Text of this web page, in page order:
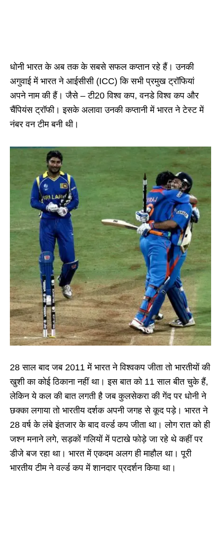
धोनी भारत के अब तक के सबसे सफल कप्तान रहे हैं। उनकी
अगुवाई में भारत ने आईसीसी (ICC) कि सभी प्रमुख ट्रॉफियां
अपने नाम की हैं। जैसे – टी20 विश्व कप, वनडे विश्व कप और
चैंपियंस ट्रॉफी। इसके अलावा उनकी कप्तानी में भारत ने टेस्ट में
नंबर वन टीम बनी थी।
28 साल बाद जब 2011 में भारत ने विश्वकप जीता तो भारतीयों की
खुशी का कोई ठिकाना नहीं था। इस बात को 11 साल बीत चुके हैं,
लेकिन ये कल की बात लगती है जब कुलसेकरा की गेंद पर धोनी ने
छक्का लगाया तो भारतीय दर्शक अपनी जगह से कूद पड़े। भारत ने
28 वर्ष के लंबे इंतजार के बाद वर्ल्ड कप जीता था। लोग रात को ही
जश्न मनाने लगे, सड़कों गलियों में पटाखे फोड़े जा रहे थे कहीं पर
डीजे बज रहा था। भारत में एकदम अलग ही माहौल था। पूरी
भारतीय टीम ने वर्ल्ड कप में शानदार प्रदर्शन किया था।